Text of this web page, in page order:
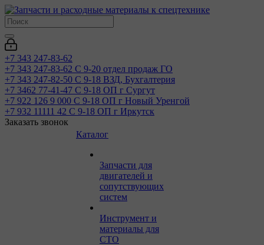
+7 343 247-83-62
+7 343 247-83-62 С 9-20 отдел продаж ГО
+7 343 247-82-50 С 9-18 ВЗД, Бухгалтерия
+7 3462 77-41-47 С 9-18 ОП г Сургут
+7 922 126 9 000 С 9-18 ОП г Новый Уренгой
+7 932 11111 42 С 9-18 ОП г Иркутск
Заказать звонок
Каталог
Запчасти для
двигателей и
сопутствующих
систем
Инструмент и
материалы для
СТО